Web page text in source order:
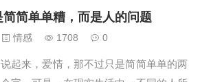
简单单糟，而是人的问题
情感 1708 0
说起来，爱情，那不过只是简简单单的两